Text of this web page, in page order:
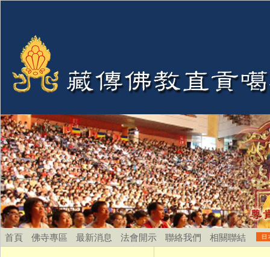
首頁 佛寺專區 最新消息 法會開示 聯絡我們 相關聯結